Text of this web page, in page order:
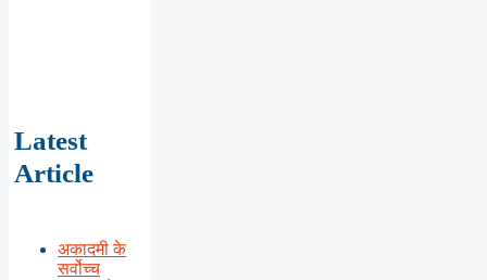
Latest
Article
अकादमी के
सर्वोच्च